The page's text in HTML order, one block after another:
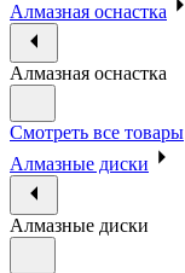
Алмазная оснастка
Алмазная оснастка
Смотреть все товары
Алмазные диски
Алмазные диски